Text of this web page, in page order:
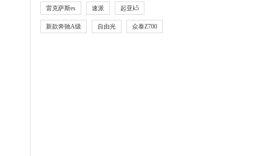
雷克萨斯es 速派 起亚k5
新款奔驰A级 自由光 众泰Z700